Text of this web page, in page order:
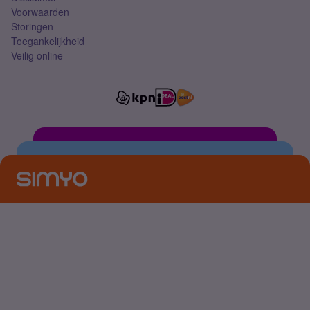
Voorwaarden
Storingen
Toegankelijkheid
Veilig online